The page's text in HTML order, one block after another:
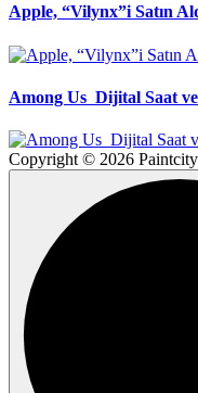
Apple, “Vilynx”i Satın
Among Us Dijital Saat ve
Copyright © 2026